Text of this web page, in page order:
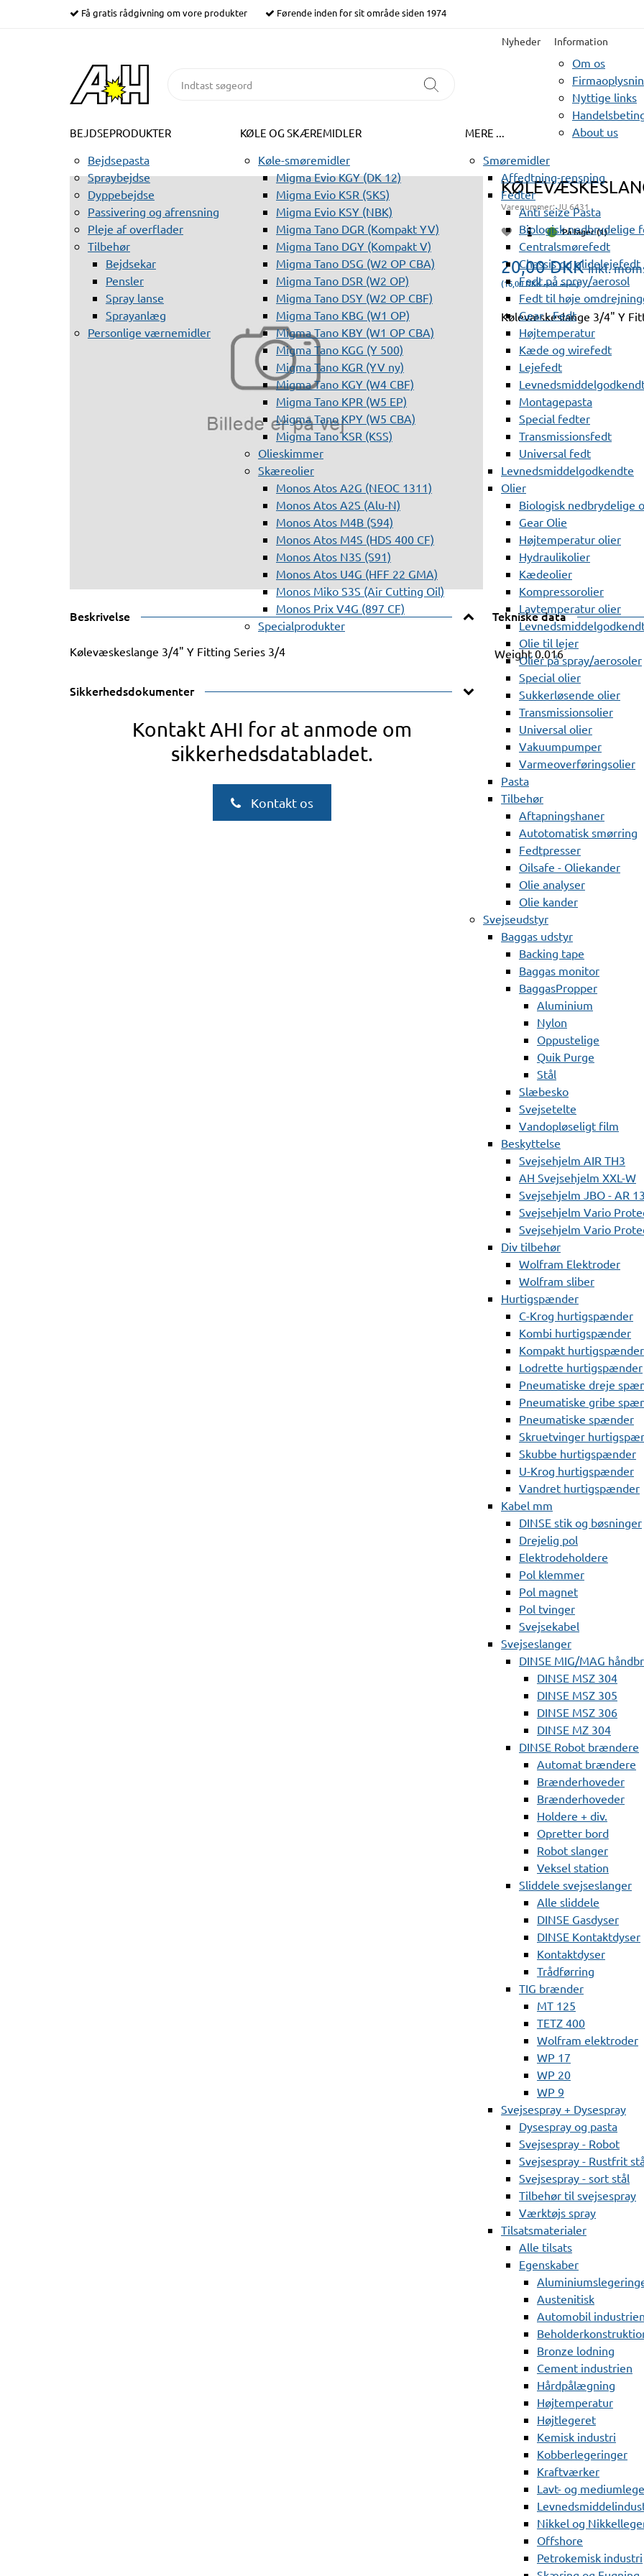
Få gratis rådgivning om vore produkter Førende inden for sit område siden 1974
Nyheder Information
Om os
Nyttige links
About us
BEJDSEPRODUKTER
Bejdsepasta
Spraybejdse
Dyppebejdse
Passivering og afrensning
Pleje af overflader
Tilbehør
Bejdsekar
Pensler
Spray lanse
Sprayanlæg
Personlige værnemidler
KØLE OG SKÆREMIDLER
Køle-smøremidler
Migma Evio KGY (DK 12)
Migma Evio KSR (SKS)
Migma Evio KSY (NBK)
Migma Tano DGR (Kompakt YV)
Migma Tano DGY (Kompakt V)
Migma Tano DSG (W2 OP CBA)
Migma Tano DSR (W2 OP)
Migma Tano DSY (W2 OP CBF)
Migma Tano KBG (W1 OP)
Migma Tano KBY (W1 OP CBA)
Migma Tano KGG (Y 500)
Migma Tano KGR (YV ny)
Migma Tano KGY (W4 CBF)
Migma Tano KPR (W5 EP)
Migma Tano KPY (W5 CBA)
Migma Tano KSR (KSS)
Olieskimmer
Skæreolier
Monos Atos A2G (NEOC 1311)
Monos Atos A2S (Alu-N)
Monos Atos M4B (S94)
Monos Atos M4S (HDS 400 CF)
Monos Atos N3S (S91)
Monos Atos U4G (HFF 22 GMA)
Monos Miko S3S (Air Cutting Oil)
Monos Prix V4G (897 CF)
Specialprodukter
MERE ...
Smøremidler
Affedtning-rensning
Fedter
Anti seize Pasta
Biologisk nedbrydelige
Centralsmørefedt
Chassis og glidelejefedt
Fedt på spray/aerosol
Fedt til høje
Gear - Fedt
Højtemperatur
Kæde og wirefedt
Lejefedt
Montagepasta
Special fedter
Transmissionsfedt
Universal fedt
Levnedsmiddelgodkendte
Olier
Biologisk nedbrydelige
Gear Olie
Højtemperatur olier
Hydraulikolier
Kædeolier
Kompressorolier
Lavtemperatur olier
Olie til lejer
Olier på spray/aerosoler
Special olier
Sukkerløsende olier
Transmissionsolier
Universal olier
Vakuumpumper
Varmeoverføringsolier
Pasta
Tilbehør
Aftapningshaner
Autotomatisk smørring
Fedtpresser
Oilsafe - Oliekander
Olie analyser
Olie kander
Svejseudstyr
Baggas udstyr
Backing tape
Baggas monitor
BaggasPropper
Aluminium
Nylon
Oppustelige
Quik Purge
Stål
Slæbesko
Svejsetelte
Vandopløseligt film
Beskyttelse
Svejsehjelm AIR TH3
AH Svejsehjelm XXL-W
Svejsehjelm JBO - AR
Svejsehjelm Vario
Svejsehjelm Vario
Div tilbehør
Wolfram Elektroder
Wolfram sliber
Hurtigspænder
C-Krog hurtigspænder
Kombi hurtigspænder
Kompakt hurtigspænder
Lodrette hurtigspænder
Pneumatiske dreje
Pneumatiske gribe
Pneumatiske spænder
Skruetvinger
Skubbe hurtigspænder
U-Krog hurtigspænder
Vandret hurtigspænder
Kabel mm
DINSE stik og bøsninger
Drejelig pol
Elektrodeholdere
Pol klemmer
Pol magnet
Pol tvinger
Svejsekabel
Svejseslanger
DINSE MIG/MAG
DINSE MSZ 304
DINSE MSZ 305
DINSE MSZ 306
DINSE MZ 304
DINSE Robot brændere
Automat brændere
Brænderhoveder
Brænderhoveder
Holdere + div.
Opretter bord
Robot slanger
Veksel station
Sliddele svejseslanger
Alle sliddele
DINSE Gasdyser
DINSE Kontaktdyser
Kontaktdyser
Trådførring
TIG brænder
MT 125
TETZ 400
Wolfram elektroder
WP 17
WP 20
WP 9
Svejsespray + Dysespray
Dysespray og pasta
Svejsespray - Robot
Svejsespray - Rustfrit
Svejsespray - sort stål
Tilbehør til svejsespray
Værktøjs spray
Tilsatsmaterialer
Alle tilsats
Egenskaber
Austenitisk
Automobil industrien
Bronze lodning
Cement industrien
Hårdpålægning
Højtemperatur
Højtlegeret
Kemisk industri
Kobberlegeringer
Kraftværker
Lavt- og
Nikkel og
Offshore
Petrokemisk industri
Varenummer:JU 6431
På lager (1)
20,00DKK inkl.
(16,00DKK ekskl. moms)
Kølevæskeslange 3/4" Y
Beskrivelse
Kølevæskeslange 3/4" Y Fitting Series 3/4
Tekniske data
Weight 0.016
Sikkerhedsdokumenter
Kontakt AHI for at anmode om
sikkerhedsdatabladet.
Kontakt os